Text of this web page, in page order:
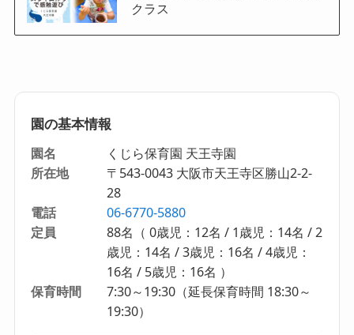
クラス
園の基本情報
園名
くじら保育園 天王寺園
所在地
〒543-0043 大阪市天王寺区勝山2-2-
28
電話
06-6770-5880
定員
88名（ 0歳児：12名 / 1歳児：14名 / 2
歳児：14名 / 3歳児：16名 / 4歳児：
16名 / 5歳児：16名 ）
保育時間
7:30～19:30（延長保育時間 18:30～
19:30）